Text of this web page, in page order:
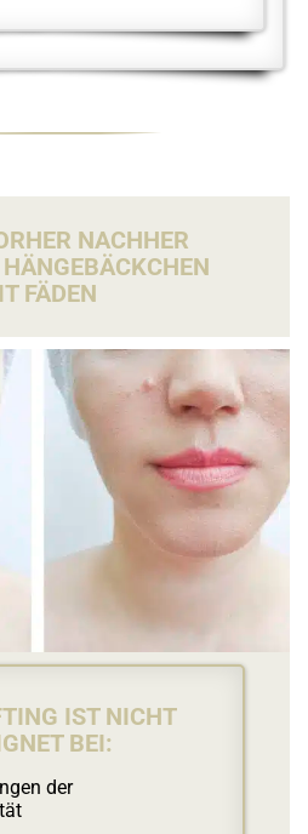
NACHHER
HÄNGEBÄCKCHEN
FÄDEN
IST NICHT
BEI:
der